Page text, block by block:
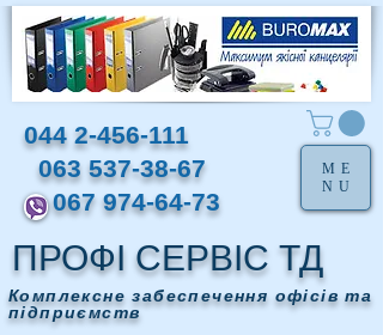
ПРОФІ СЕРВІС ТД
Комплексне забеспечення офісів та
підприємств
044 2-456-111
063 537-38-67
067 974-64-73
ME
NU